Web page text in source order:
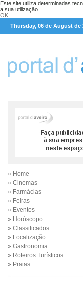
Este site utiliza determinadas
a sua utilização.
OK
Thursday, 06 de August de
» Home
» Cinemas
» Farmácias
» Feiras
» Eventos
» Horóscopo
» Classificados
» Localização
» Gastronomia
» Roteiros Turísticos
» Praias